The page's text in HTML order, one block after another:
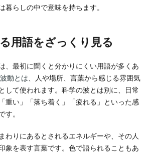
暮らしの中で意味を持ちます。
用語をざっくり見る
、最初に聞くと分かりにくい用語が多くあ
波動とは 、人や場所、言葉から感じる雰囲気
して使われます。科学の波とは別に、日常
重い」「落ち着く」「疲れる」といった感
す。
まわりにあるとされるエネルギーや、その人
象を表す言葉です。色で語られることもあ